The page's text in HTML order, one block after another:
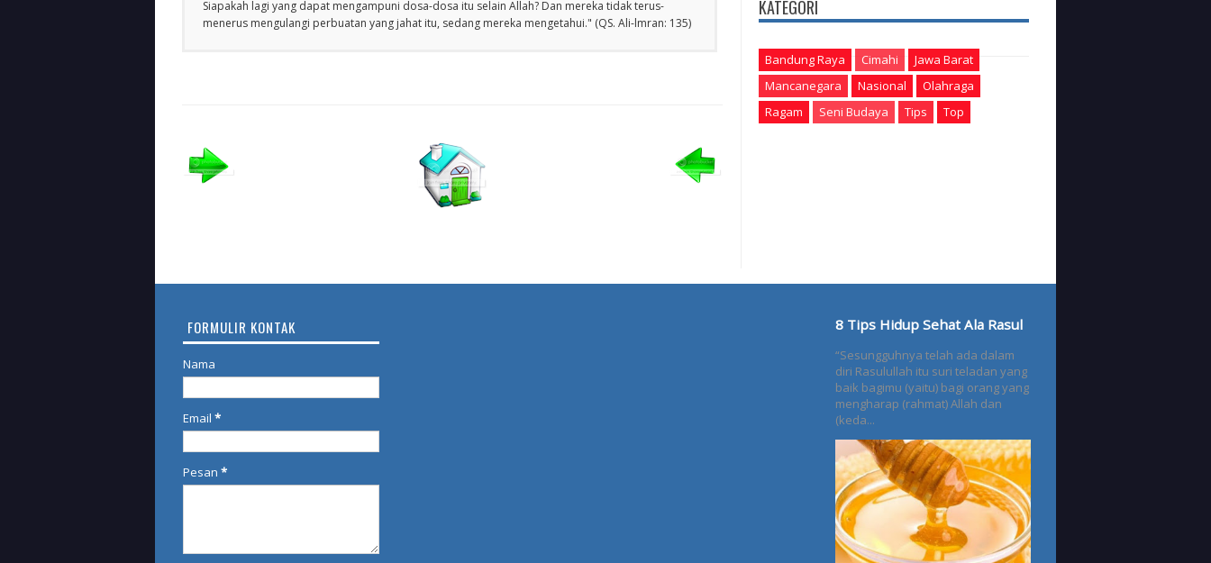
Siapakah lagi yang dapat mengampuni dosa-dosa itu selain Allah? Dan mereka tidak terus-
menerus mengulangi perbuatan yang jahat itu, sedang mereka mengetahui." (QS. Ali-lmran: 135)
KATEGORI
Bandung Raya Cimahi
Jawa Barat
Mancanegara
Nasional
Olahraga
Ragam
Seni Budaya Tips Top
FORMULIR KONTAK
Nama
Email *
Pesan *
8 Tips Hidup Sehat Ala Rasul
“Sesungguhnya telah ada dalam
diri Rasulullah itu suri teladan yang
baik bagimu (yaitu) bagi orang yang
mengharap (rahmat) Allah dan
(keda...